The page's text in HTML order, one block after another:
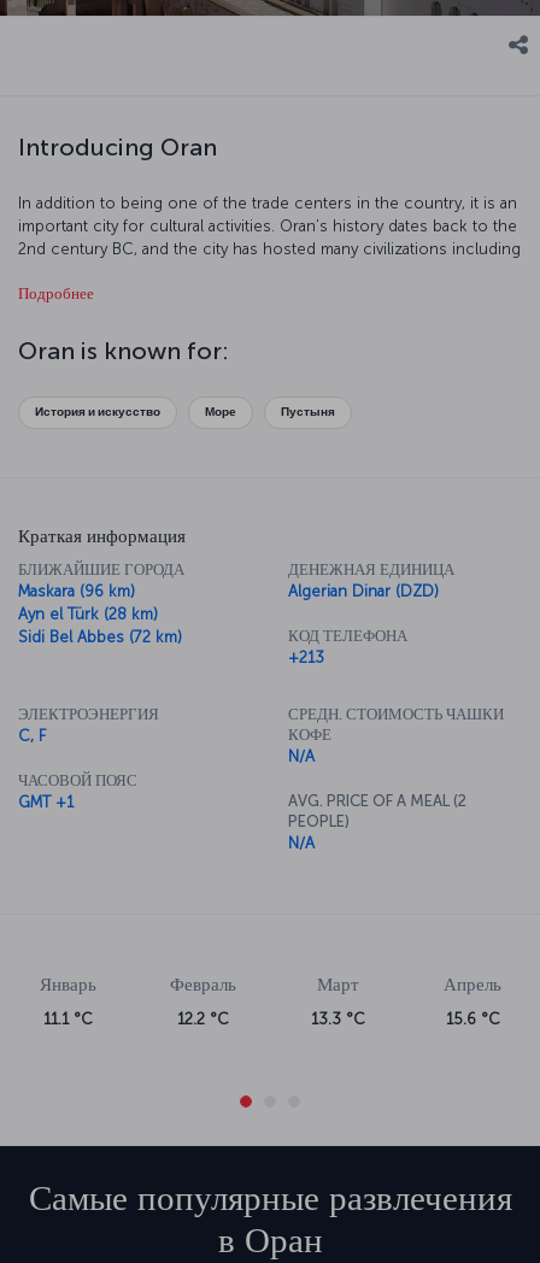
Introducing Oran
In addition to being one of the trade centers in the country, it is an
important city for cultural activities. Oran’s history dates back to the
2nd century BC, and the city has hosted many civilizations including
and lively, and is a special city which offers unforgettable moments.
Подробнее
Oran is known for:
История и искусство Море Пустыня
Краткая информация
БЛИЖАЙШИЕ ГОРОДА
Maskara (96 km)
Ayn el Türk (28 km)
Sidi Bel Abbes (72 km)
ДЕНЕЖНАЯ ЕДИНИЦА
Algerian Dinar (DZD)
КОД ТЕЛЕФОНА
+213
ЭЛЕКТРОЭНЕРГИЯ
C, F
ЧАСОВОЙ ПОЯС
GMT +1
СРЕДН. СТОИМОСТЬ ЧАШКИ
КОФЕ
N/A
AVG. PRICE OF A MEAL (2
PEOPLE)
N/A
Январь
11.1 °C
Февраль
12.2 °C
Март
13.3 °C
Апрель
15.6 °C
Самые популярные развлечения
в Оран